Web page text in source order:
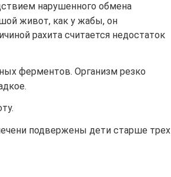
нарушенного обмена
живот, как у жабы, он
рахита считается недостаток
ферментов. Организм резко
подвержены дети старше трех